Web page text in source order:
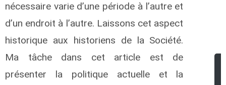
nécessaire varie d’une période à l’autre et
d’un endroit à l’autre. Laissons cet aspect
historique aux historiens de la Société.
Ma tâche dans cet article est de
présenter la politique actuelle et la